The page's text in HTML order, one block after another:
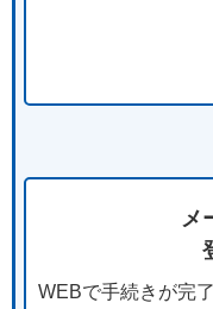
メ
WEBで手続きが完